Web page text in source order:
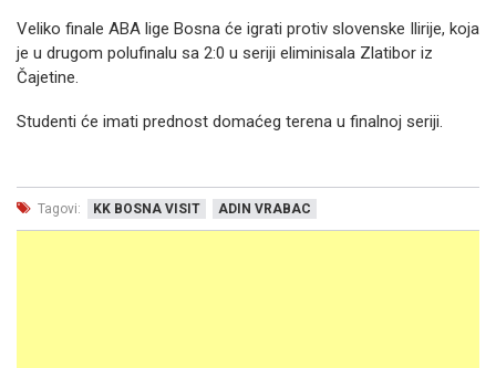
Veliko finale ABA lige Bosna će igrati protiv slovenske Ilirije, koja
je u drugom polufinalu sa 2:0 u seriji eliminisala Zlatibor iz
Čajetine.
Studenti će imati prednost domaćeg terena u finalnoj seriji.
Tagovi: KK BOSNA VISIT ADIN VRABAC